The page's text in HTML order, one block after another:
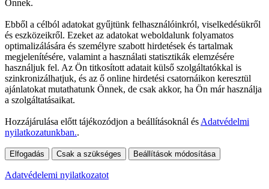
Önnek.
Ebből a célból adatokat gyűjtünk felhasználóinkról, viselkedésükről
és eszközeikről. Ezeket az adatokat weboldalunk folyamatos
optimalizálására és személyre szabott hirdetések és tartalmak
megjelenítésére, valamint a használati statisztikák elemzésére
használjuk fel. Az Ön titkosított adatait külső szolgáltatókkal is
szinkronizálhatjuk, és az ő online hirdetési csatornáikon keresztül
ajánlatokat mutathatunk Önnek, de csak akkor, ha Ön már használja
a szolgáltatásaikat.
Hozzájárulása előtt tájékozódjon a beállításoknál és Adatvédelmi
nyilatkozatunkban..
Elfogadás Csak a szükséges Beállítások módosítása
Adatvédelemi nyilatkozatot